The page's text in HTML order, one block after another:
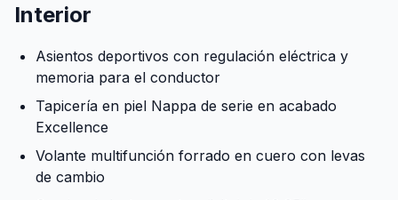
Interior
Asientos deportivos con regulación eléctrica y
memoria para el conductor
Tapicería en piel Nappa de serie en acabado
Excellence
Volante multifunción forrado en cuero con levas
de cambio